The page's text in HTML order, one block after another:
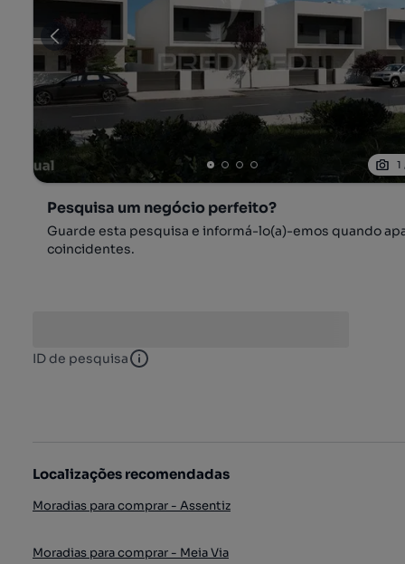
1
Pesquisa um negócio perfeito?
Guarde esta pesquisa e informá-lo(a)-emos quando
coincidentes.
ID de pesquisa ID de pesquisa
Localizações recomendadas
Moradias para comprar - Assentiz
Moradias para comprar - Meia Via